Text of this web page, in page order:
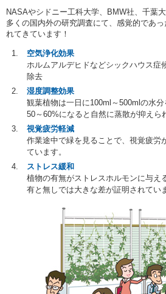
NASAやシドニー工科大学、BMW社、千葉
多くの国内外の研究調査にて、感覚的であ
れてきています！
空気浄化効果
ホルムアルデヒドなどシックハウス症
除去
湿度調整効果
観葉植物は一日に100ml～500mlの水
50～60%になると自然に蒸散が抑えら
視覚疲労軽減
作業途中で緑を見ることで、視覚疲労
ています。
ストレス緩和
植物の有無がストレスホルモンに与え
有と無しでは大きな差が証明されてい